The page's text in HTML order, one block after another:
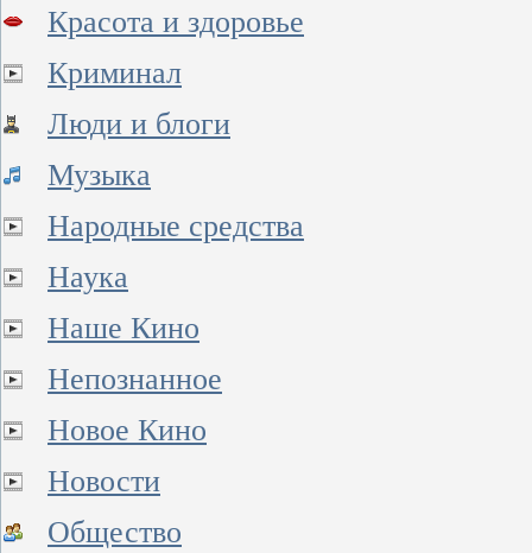
Красота и здоровье
Криминал
Люди и блоги
Музыка
Народные средства
Наука
Наше Кино
Непознанное
Новое Кино
Новости
Общество